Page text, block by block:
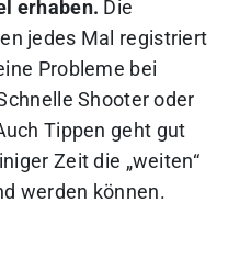
erhaben. Die
jedes Mal registriert
Probleme bei
Shooter oder
Tippen geht gut
Zeit die „weiten“
werden können.